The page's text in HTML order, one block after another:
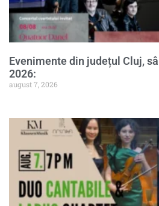
Evenimente din județul Cluj,
2026:
august 7, 2026